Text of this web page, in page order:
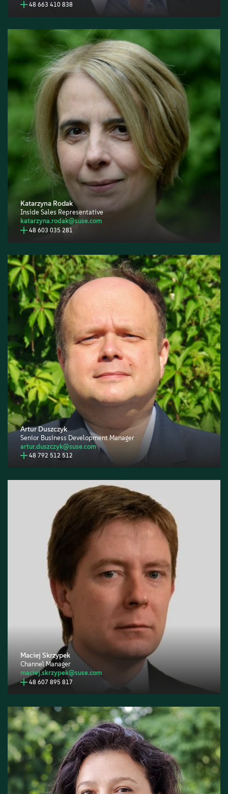
48 663 410 838
Katarzyna Rodak
Inside Sales Representative
katarzyna.rodak@suse.com
48 603 035 281
Artur Duszczyk
Senior Business Development Manager
artur.duszczyk@suse.com
48 792 512 512
Maciej Skrzypek
Channel Manager
maciej.skrzypek@suse.com
48 607 895 817